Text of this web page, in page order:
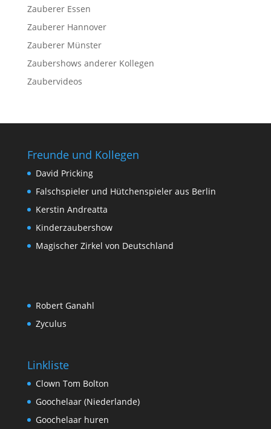
Zauberer Essen
Zauberer Hannover
Zauberer Münster
Zaubershows anderer Kollegen
Zaubervideos
Freunde und Kollegen
David Pricking
Falschspieler und Hütchenspieler aus Berlin
Kerstin Andreatta
Kinderzaubershow
Magischer Zirkel von Deutschland
Robert Ganahl
Zyculus
Linkliste
Clown Tom Bolton
Goochelaar (Niederlande)
Goochelaar huren